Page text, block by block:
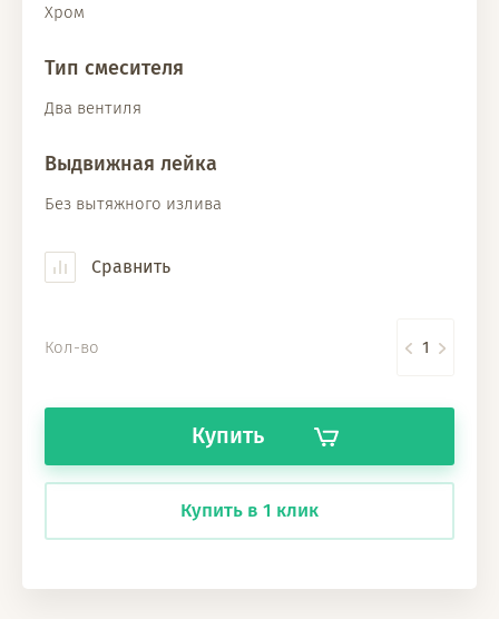
Хром
Тип смесителя
Два вентиля
Выдвижная лейка
Без вытяжного излива
Сравнить
Кол-во
Купить
Купить в 1 клик